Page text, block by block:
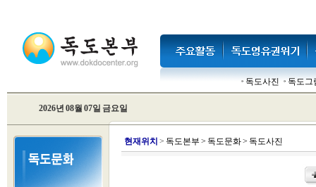
독도사진 독도그
2026년 08월 07일 금요일
현재위치 > 독도본부 > 독도문화> 독도사진